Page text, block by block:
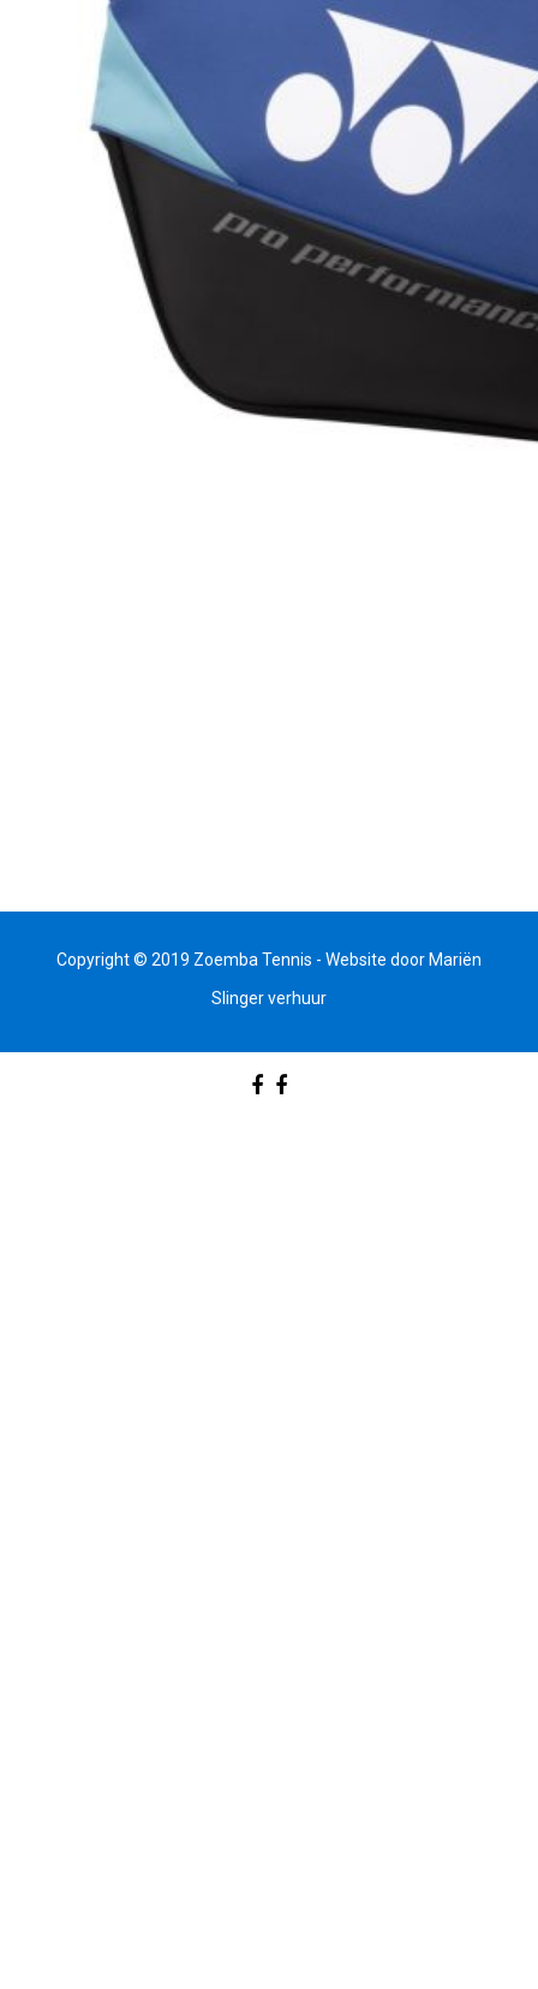
Copyright © 2019 Zoemba Tennis - Website doorMariën
Slinger verhuur